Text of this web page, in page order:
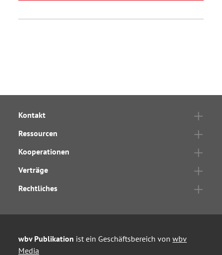
Kontakt
Ressourcen
Kooperationen
Verträge
Rechtliches
wbv Publikation ist ein Geschäftsbereich von wbv
Media